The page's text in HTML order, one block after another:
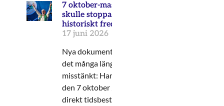
7 oktober-massakern
skulle stoppa
historiskt fredsavtal
17 juni 2026
Nya dokument bekräftar
det många länge har
misstänkt: Hamasterrorn
den 7 oktober 2023 var
direkt tidsbestämd för